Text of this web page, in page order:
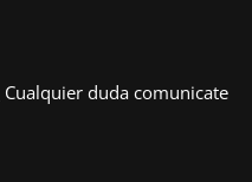
Cualquier duda comunicate